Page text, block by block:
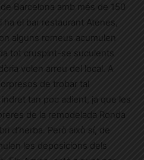
Barcelona amb més de 150
ha el bar restaurant Atenes,
alguns romeus acumulen
tot cruspint-se suculents
volen arreu del local. A
de trobar tal
tan poc adient, ja que les
de la remodelada Ronda
d’herba. Però això sí, de
les deposicions dels